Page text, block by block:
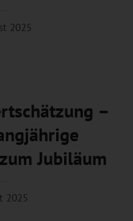
2025
–
Jubiläum
2025